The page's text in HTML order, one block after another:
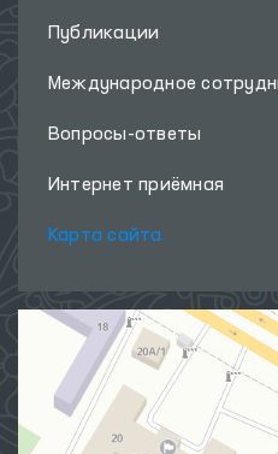
Публикации
Международное
Вопросы-ответы
Интернет приёмная
Карта сайта